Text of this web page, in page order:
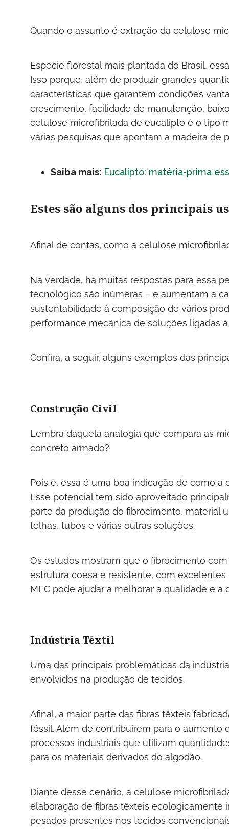
Quando o assunto é extração da celulose
Espécie florestal mais plantada do Brasil,
Isso porque, além de produzir grandes
características que garantem condições
crescimento, facilidade de manutenção,
celulose microfibrilada de eucalipto é o tipo
várias pesquisas que apontam a madeira de
Saiba mais: Eucalipto: matéria-prima
Estes são alguns dos principais
Afinal de contas, como a celulose
Na verdade, há muitas respostas para essa
tecnológico são inúmeras – e aumentam a
sustentabilidade à composição de vários
performance mecânica de soluções ligadas
Confira, a seguir, alguns exemplos das
Construção Civil
Lembra daquela analogia que compara as
concreto armado?
Pois é, essa é uma boa indicação de como
Esse potencial tem sido aproveitado
parte da produção do fibrocimento, material
telhas, tubos e várias outras soluções.
Os estudos mostram que o fibrocimento
estrutura coesa e resistente, com
MFC pode ajudar a melhorar a qualidade e
Indústria Têxtil
Uma das principais problemáticas da
envolvidos na produção de tecidos.
Afinal, a maior parte das fibras têxteis
fóssil. Além de contribuírem para o aumento
processos industriais que utilizam
para os materiais derivados do algodão.
Diante desse cenário, a celulose
elaboração de fibras têxteis
pesados presentes nos tecidos